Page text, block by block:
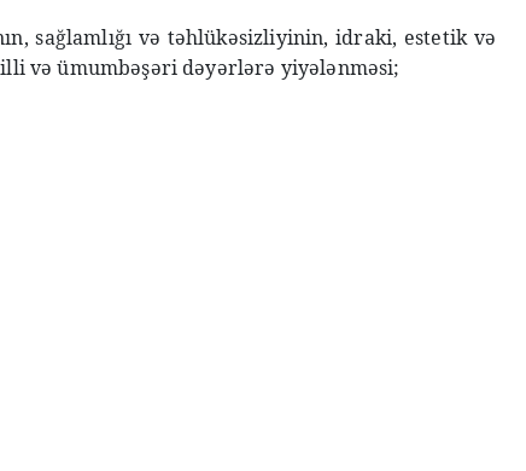
sağlamlığı və təhlükəsizliyinin, idraki, estetik və
və ümumbəşəri dəyərlərə yiyələnməsi;